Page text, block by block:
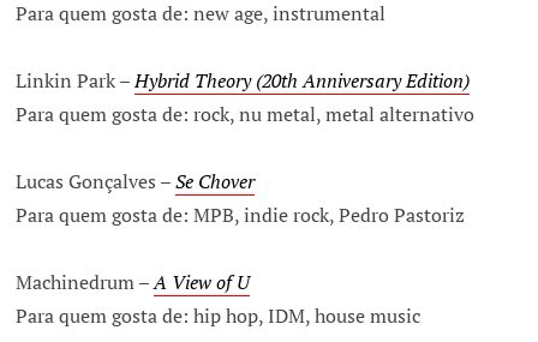
Para quem gosta de: new age, instrumental
Linkin Park –Hybrid Theory (20th Anniversary Edition)
Para quem gosta de: rock, nu metal, metal alternativo
Lucas Gonçalves –Se Chover
Para quem gosta de: MPB, indie rock, Pedro Pastoriz
Machinedrum –A View of U
Para quem gosta de: hip hop, IDM, house music